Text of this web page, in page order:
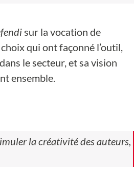
sur la vocation de
qui ont façonné l’outil,
le secteur, et sa vision
ensemble.
la créativité des auteurs,